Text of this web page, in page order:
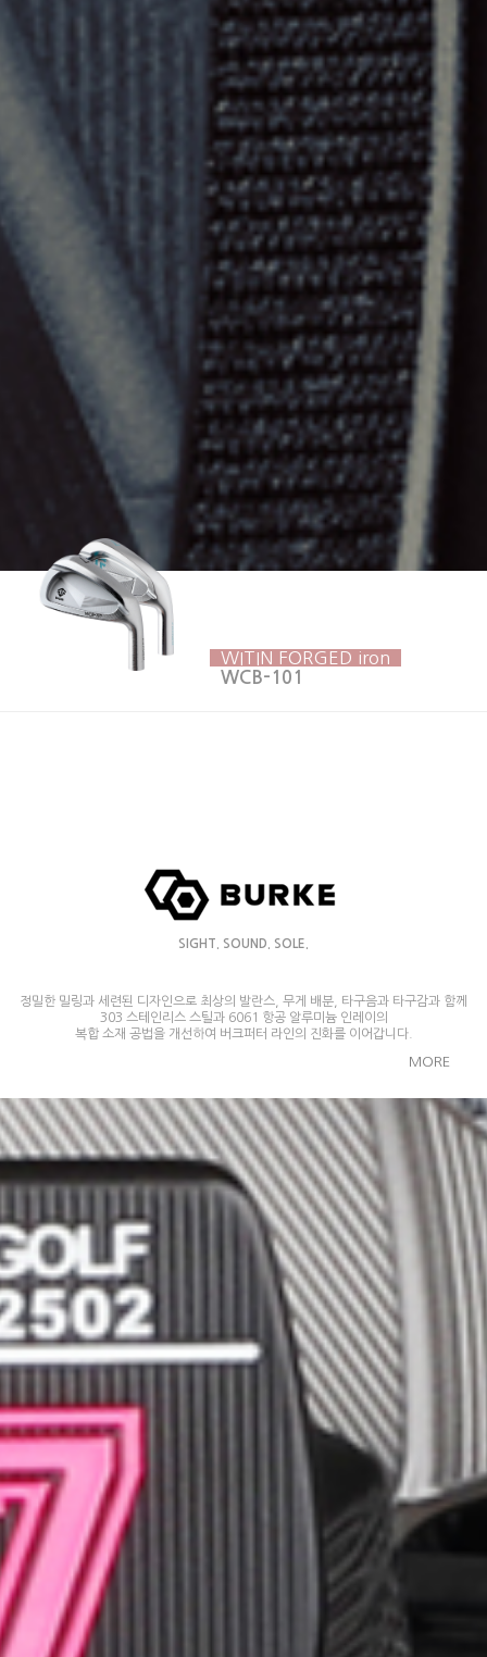
WITIN FORGED iron
WCB-101
SIGHT. SOUND. SOLE.
정밀한 밀링과 세련된 디자인으로 최상의 발란스, 무게 배분, 타구음과 타구감과 함께
303 스테인리스 스틸과 6061 항공 알루미늄 인레이의
복합 소재 공법을 개선하여 버크퍼터 라인의 진화를 이어갑니다.
MORE